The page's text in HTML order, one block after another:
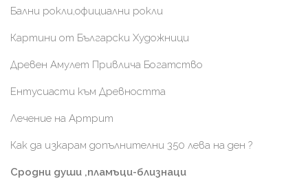
Бални рокли,официални рокли
Картини от Български Художници
Древен Амулет Привлича Богатство
Ентусиасти към Древността
Лечение на Артрит
Как да изкарам допълнителни 350 лева на ден ?
Сродни души ,пламъци-близнаци